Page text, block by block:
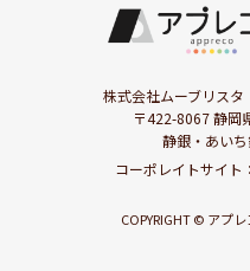
株式会社ムーブリスタ
〒422-8067 静岡
静銀・あい
コーポレイトサイト：
COPYRIGHT © アプレ